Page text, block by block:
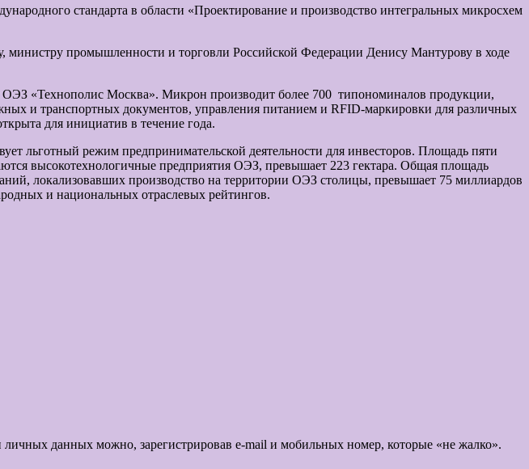
стандарта в области «Проектирование и производство интегральных микросхем
министру промышленности и торговли Российской Федерации Денису Мантурову в ходе
«Технополис Москва». Микрон производит более 700 типономиналов продукции,
и транспортных документов, управления питанием и RFID-маркировки для различных
для инициатив в течение года.
льготный режим предпринимательской деятельности для инвесторов. Площадь пяти
высокотехнологичные предприятия ОЭЗ, превышает 223 гектара. Общая площадь
локализовавших производство на территории ОЭЗ столицы, превышает 75 миллиардов
и национальных отраслевых рейтингов.
данных можно, зарегистрировав e-mail и мобильных номер, которые «не жалко».